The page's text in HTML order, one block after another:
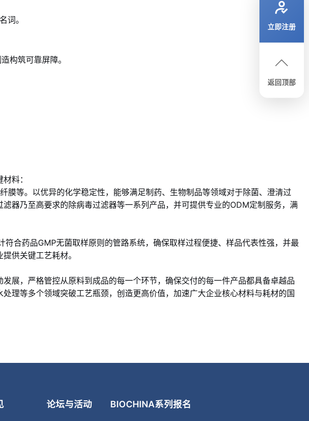
立即注册
返回顶部
词。
构筑可靠屏障。
料：
膜等。以优异的化学稳定性，能够满足制药、生物制品等领域对于除菌、澄清过
器乃至高要求的除病毒过滤器等一系列产品，并可提供专业的ODM定制服务，满
合药品GMP无菌取样原则的管路系统，确保取样过程便捷、样品代表性强，并最
供关键工艺耗材。
展，严格管控从原料到成品的每一个环节，确保交付的每一件产品都具备卓越品
理等多个领域突破工艺瓶颈，创造更高价值，加速广大企业核心材料与耗材的国
论坛与活动 BIOCHINA系列报名